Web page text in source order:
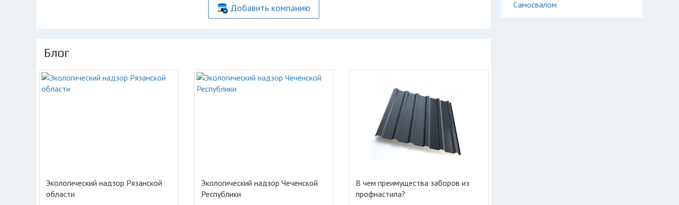
Самосвалом
Добавить компанию
Блог
Экологический надзор Рязанской
области
Экологический надзор Чеченской
Республики
В чем преимущества заборов из
профнастила?